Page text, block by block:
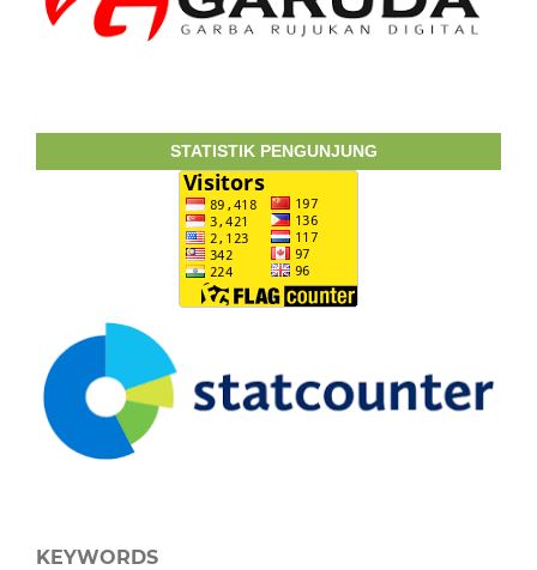
STATISTIK PENGUNJUNG
KEYWORDS